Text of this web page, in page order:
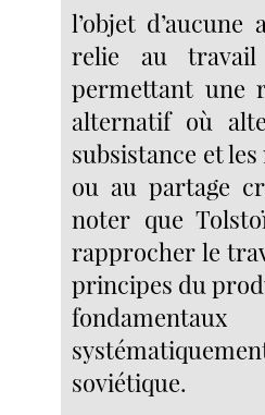
l’objet
relie au
permettant une
alternatif où
subsistance et
ou au partage
noter que
rapprocher le
principes du
soviétique.